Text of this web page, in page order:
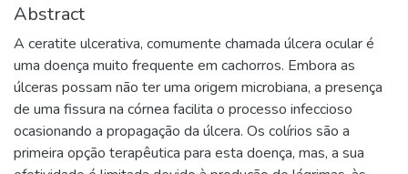
Abstract
A ceratite ulcerativa, comumente chamada úlcera ocular é
uma doença muito frequente em cachorros. Embora as
úlceras possam não ter uma origem microbiana, a presença
de uma fissura na córnea facilita o processo infeccioso
ocasionando a propagação da úlcera. Os colírios são a
primeira opção terapêutica para esta doença, mas, a sua